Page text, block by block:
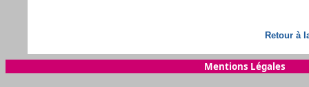
Retour à
Mentions Légales